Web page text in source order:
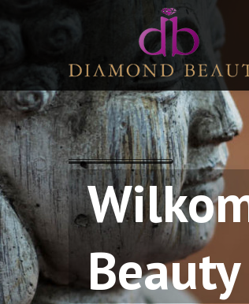
Beauty